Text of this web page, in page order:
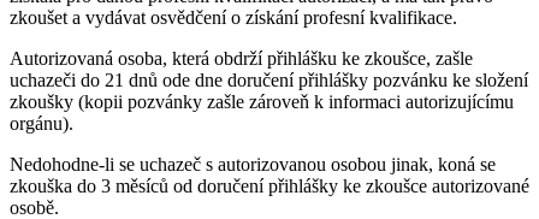
zkoušet a vydávat osvědčení o získání profesní kvalifikace.
Autorizovaná osoba, která obdrží přihlášku ke zkoušce, zašle
uchazeči do 21 dnů ode dne doručení přihlášky pozvánku ke složení
zkoušky (kopii pozvánky zašle zároveň k informaci autorizujícímu
orgánu).
Nedohodne-li se uchazeč s autorizovanou osobou jinak, koná se
zkouška do 3 měsíců od doručení přihlášky ke zkoušce autorizované
osobě.